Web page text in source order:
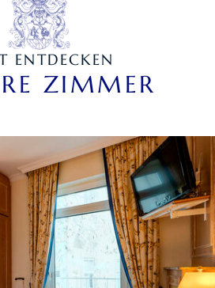
ENTDECKEN
ZIMMER